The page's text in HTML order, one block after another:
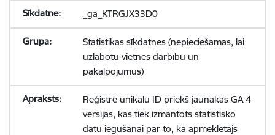
_ga_KTRGJX33D0
Statistikas sīkdatnes (nepieciešamas, lai
uzlabotu vietnes darbību un
pakalpojumus)
Reģistrē unikālu ID priekš jaunākās GA 4
versijas, kas tiek izmantots statistisko
datu iegūšanai par to, kā apmeklētājs